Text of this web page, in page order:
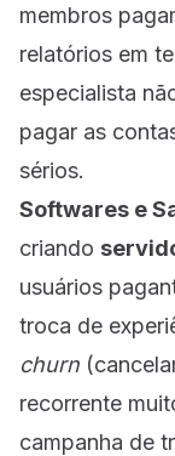
membros
relatórios em
especialista
pagar as
sérios.
Softwares e
criando
usuários
troca de
churn
recorrente
campanha de